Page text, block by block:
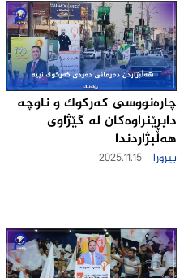
چاره‌نووسی كه‌ركوك و ناوچه‌
دابڕێنراوه‌كان له‌ گێژاوی
هه‌ڵبژاردندا
بیرورا 2025.11.15